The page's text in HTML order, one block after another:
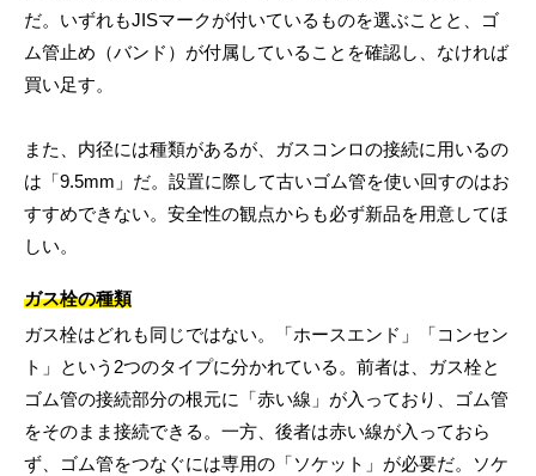
だ。いずれもJISマークが付いているものを選ぶことと、ゴ
ム管止め（バンド）が付属していることを確認し、なければ
買い足す。
また、内径には種類があるが、ガスコンロの接続に用いるの
は「9.5mm」だ。設置に際して古いゴム管を使い回すのはお
すすめできない。安全性の観点からも必ず新品を用意してほ
しい。
ガス栓の種類
ガス栓はどれも同じではない。「ホースエンド」「コンセン
ト」という2つのタイプに分かれている。前者は、ガス栓と
ゴム管の接続部分の根元に「赤い線」が入っており、ゴム管
をそのまま接続できる。一方、後者は赤い線が入っておら
ず、ゴム管をつなぐには専用の「ソケット」が必要だ。ソケ